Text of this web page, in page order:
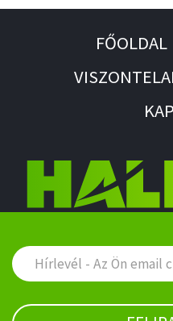
FŐOLDAL